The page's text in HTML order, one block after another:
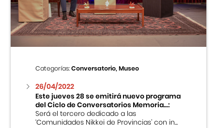
Centro Cultural Peruano Japonés
Museo de la Inmigración Japonesa
Fondo Editorial
Teatro Peruano Japonés
Categorías:Conversatorio, Museo
26/04/2022
Este jueves 28 se emitirá nuevo programa
del Ciclo de Conversatorios Memoria...:
Será el tercero dedicado a las
‘Comunidades Nikkei de Provincias’ con in...